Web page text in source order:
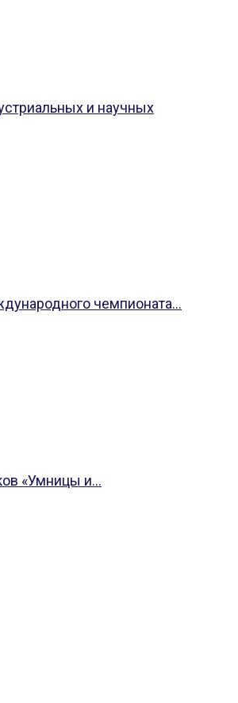
и научных
чемпионата...
«Умницы и...